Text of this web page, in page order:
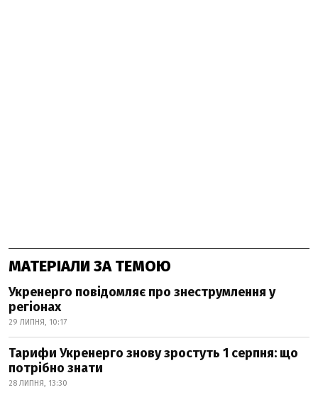
МАТЕРІАЛИ ЗА ТЕМОЮ
Укренерго повідомляє про знеструмлення у
регіонах
29 ЛИПНЯ, 10:17
Тарифи Укренерго знову зростуть 1 серпня: що
потрібно знати
28 ЛИПНЯ, 13:30